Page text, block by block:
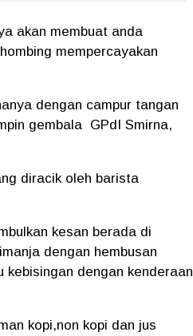
akan membuat anda
mempercayakan
dengan campur tangan
gembala GPdI Smirna,
diracik oleh barista
kesan berada di
dengan hembusan
dengan kenderaan
kopi,non kopi dan jus